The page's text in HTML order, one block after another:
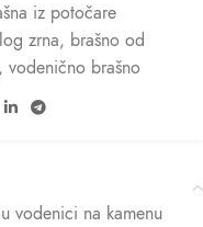
iz potočare
zrna, brašno od
, vodenično brašno
vodenici na kamenu